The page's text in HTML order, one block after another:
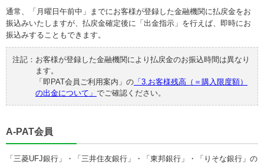
通常、「月曜日午前中」までにお客様が登録した金融機関に払戻金をお
振込みいたしますが、払戻金確定後に「出金指示」を行えば、即時にお
振込みすることもできます。
注記： お客様が登録した金融機関により払戻金のお振込時間は異なり
ます。
「即PAT会員ご利用案内」の 「3.お客様残高（＝購入限度額）
の出金について」 でご確認ください。
A-PAT会員
「三菱UFJ銀行」・「三井住友銀行」・「東邦銀行」・「りそな銀行」の